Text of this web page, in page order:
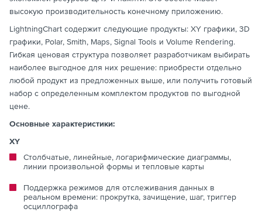
высокую производительность конечному приложению.
LightningChart содержит следующие продукты: XY графики, 3D
графики, Polar, Smith, Maps, Signal Tools и Volume Rendering.
Гибкая ценовая структура позволяет разработчикам выбирать
наиболее выгодное для них решение: приобрести отдельно
любой продукт из предложенных выше, или получить готовый
набор с определенным комплектом продуктов по выгодной
цене.
Основные характеристики:
XY
Столбчатые, линейные, логарифмические диаграммы,
линии произвольной формы и тепловые карты
Поддержка режимов для отслеживания данных в
реальном времени: прокрутка, зачищение, шаг, триггер
осциллографа